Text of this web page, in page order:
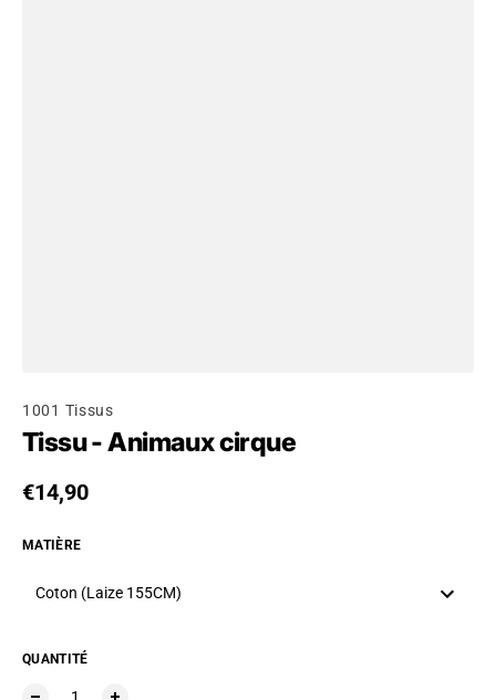
1001 Tissus
Tissu - Animaux cirque
Prix habituel
€14,90
MATIÈRE
Coton (Laize 155CM)
QUANTITÉ